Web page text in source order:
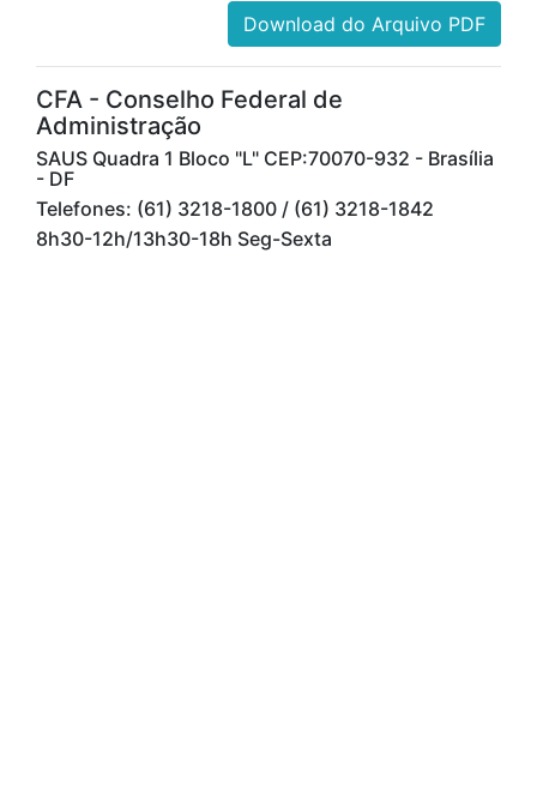
Download do Arquivo PDF
CFA - Conselho Federal de
Administração
SAUS Quadra 1 Bloco "L" CEP:70070-932 - Brasília
- DF
Telefones: (61) 3218-1800 / (61) 3218-1842
8h30-12h/13h30-18h Seg-Sexta